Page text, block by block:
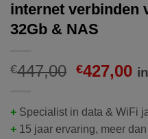
internet verbinden
32Gb & NAS
€447,00
was:
€447,00.
€427,00
is:
+ Specialist in data & WiFi
+ 15 jaar ervaring, meer